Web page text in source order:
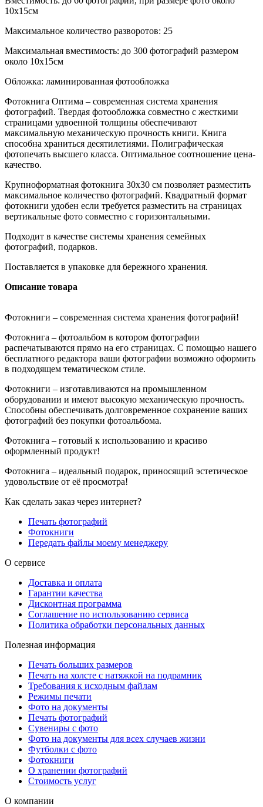
10х15см
Максимальное количество разворотов: 25
Максимальная вместимость: до 300 фотографий размером
около 10х15см
Обложка: ламинированная фотообложка
Фотокнига Оптима – современная система хранения
фотографий. Твердая фотообложка совместно с жесткими
страницами удвоенной толщины обеспечивают
максимальную механическую прочность книги. Книга
способна храниться десятилетиями. Полиграфическая
фотопечать высшего класса. Оптимальное соотношение цена-
качество.
Крупноформатная фотокнига 30х30 см позволяет разместить
максимальное количество фотографий. Квадратный формат
фотокниги удобен если требуется разместить на страницах
вертикальные фото совместно с горизонтальными.
Подходит в качестве системы хранения семейных
фотографий, подарков.
Поставляется в упаковке для бережного хранения.
Описание товара
Фотокниги – современная система хранения фотографий!
Фотокнига – фотоальбом в котором фотографии
распечатываются прямо на его страницах. С помощью нашего
бесплатного редактора ваши фотографии возможно оформить
в подходящем тематическом стиле.
Фотокниги – изготавливаются на промышленном
оборудовании и имеют высокую механическую прочность.
Способны обеспечивать долговременное сохранение ваших
фотографий без покупки фотоальбома.
Фотокнига – готовый к использованию и красиво
оформленный продукт!
Фотокнига – идеальный подарок, приносящий эстетическое
удовольствие от её просмотра!
Как сделать заказ через интернет?
Печать фотографий
Фотокниги
Передать файлы моему менеджеру
О сервисе
Доставка и оплата
Гарантии качества
Дисконтная программа
Соглашение по использованию сервиса
Политика обработки персональных данных
Полезная информация
Печать больших размеров
Печать на холсте c натяжкой на подрамник
Требования к исходным файлам
Режимы печати
Фото на документы
Печать фотографий
Сувениры с фото
Фото на документы для всех случаев жизни
Футболки с фото
Фотокниги
О хранении фотографий
Стоимость услуг
О компании